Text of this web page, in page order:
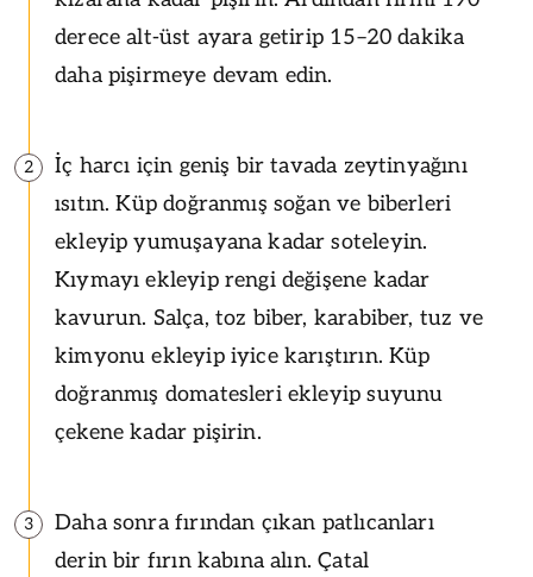
derece alt-üst ayara getirip 15–20 dakika
daha pişirmeye devam edin.
2
İç harcı için geniş bir tavada zeytinyağını
ısıtın. Küp doğranmış soğan ve biberleri
ekleyip yumuşayana kadar soteleyin.
Kıymayı ekleyip rengi değişene kadar
kavurun. Salça, toz biber, karabiber, tuz ve
kimyonu ekleyip iyice karıştırın. Küp
doğranmış domatesleri ekleyip suyunu
çekene kadar pişirin.
3
Daha sonra fırından çıkan patlıcanları
derin bir fırın kabına alın. Çatal